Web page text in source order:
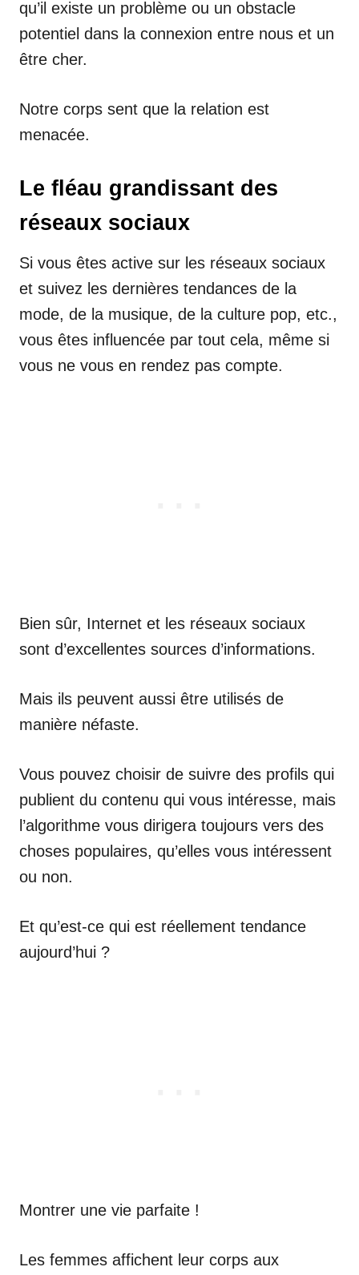
qu’il existe un problème ou un obstacle
potentiel dans la connexion entre nous et un
être cher.
Notre corps sent que la relation est
menacée.
Le fléau grandissant des
réseaux sociaux
Si vous êtes active sur les réseaux sociaux
et suivez les dernières tendances de la
mode, de la musique, de la culture pop, etc.,
vous êtes influencée par tout cela, même si
vous ne vous en rendez pas compte.
Bien sûr, Internet et les réseaux sociaux
sont d’excellentes sources d’informations.
Mais ils peuvent aussi être utilisés de
manière néfaste.
Vous pouvez choisir de suivre des profils qui
publient du contenu qui vous intéresse, mais
l’algorithme vous dirigera toujours vers des
choses populaires, qu’elles vous intéressent
ou non.
Et qu’est-ce qui est réellement tendance
aujourd’hui ?
Montrer une vie parfaite !
Les femmes affichent leur corps aux